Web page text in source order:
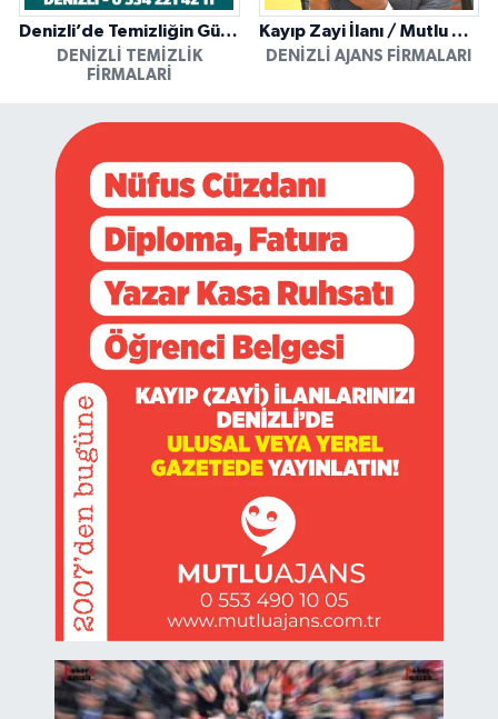
Denizli’de Temizliğin Güvenilir Adresi: Özkan Yerinde Yıkama
DENIZLI TEMIZLIK
FIRMALARI
Kayıp Zayi İlanı / Mutlu Ajans / Denizli
DENIZLI AJANS FIRMALARI